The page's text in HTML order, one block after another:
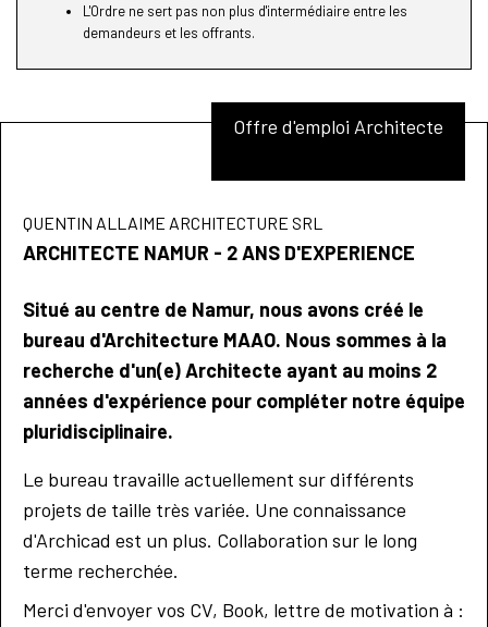
L'Ordre ne sert pas non plus d'intermédiaire entre les
demandeurs et les offrants.
Offre d'emploi Architecte
QUENTIN ALLAIME ARCHITECTURE SRL
ARCHITECTE NAMUR - 2 ANS D'EXPERIENCE
Situé au centre de Namur, nous avons créé le
bureau d'Architecture MAAO. Nous sommes à la
recherche d'un(e) Architecte ayant au moins 2
années d'expérience pour compléter notre équipe
pluridisciplinaire.
Le bureau travaille actuellement sur différents
projets de taille très variée. Une connaissance
d'Archicad est un plus. Collaboration sur le long
terme recherchée.
Merci d'envoyer vos CV, Book, lettre de motivation à :